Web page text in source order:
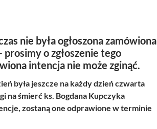
nie była ogłoszona zamówiona
prosimy o zgłoszenie tego
intencja nie może zginąć.
była jeszcze na każdy dzień czwarta
na śmierć ks. Bogdana Kupczyka
zostaną one odprawione w terminie